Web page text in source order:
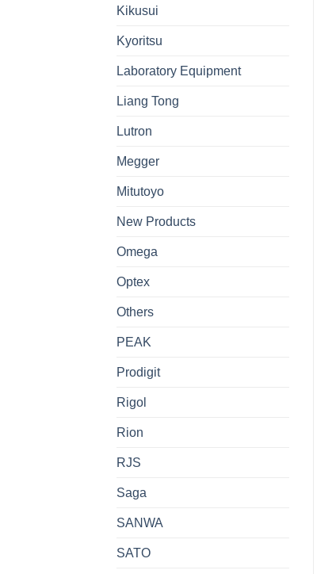
Kikusui
Kyoritsu
Laboratory Equipment
Liang Tong
Lutron
Megger
Mitutoyo
New Products
Omega
Optex
Others
PEAK
Prodigit
Rigol
Rion
RJS
Saga
SANWA
SATO